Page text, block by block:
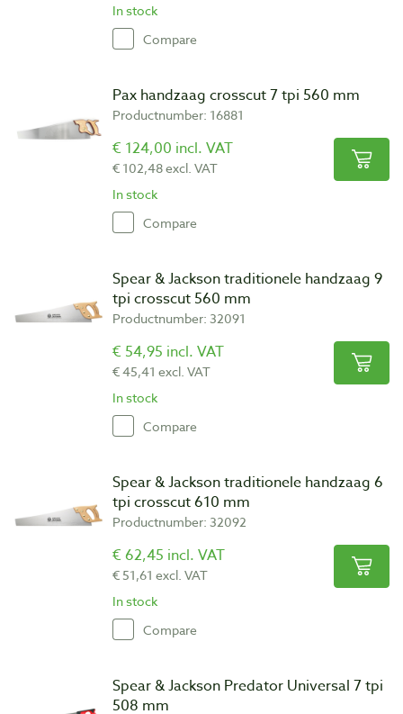
In stock
Compare
Pax handzaag crosscut 7 tpi 560 mm
Productnumber: 16881
€ 124,00 incl. VAT
€ 102,48 excl. VAT
In stock
Compare
Spear & Jackson traditionele handzaag 9
tpi crosscut 560 mm
Productnumber: 32091
€ 54,95 incl. VAT
€ 45,41 excl. VAT
In stock
Compare
Spear & Jackson traditionele handzaag 6
tpi crosscut 610 mm
Productnumber: 32092
€ 62,45 incl. VAT
€ 51,61 excl. VAT
In stock
Compare
Spear & Jackson Predator Universal 7 tpi
508 mm